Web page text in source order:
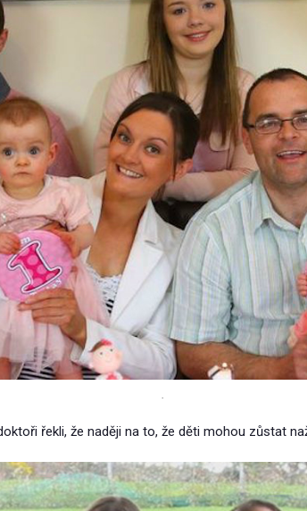
.
řekli, že naději na to, že děti mohou zůstat